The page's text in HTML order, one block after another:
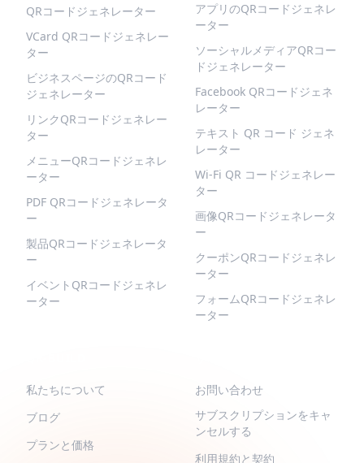
QRコードジェネレーター
VCard QRコードジェネレー
ター
ビジネスページのQRコード
ジェネレーター
リンクQRコードジェネレー
ター
メニューQRコードジェネレ
ーター
PDF QRコードジェネレータ
ー
製品QRコードジェネレータ
ー
イベントQRコードジェネレ
ーター
アプリのQRコードジェネレ
ーター
ソーシャルメディアQRコー
ドジェネレーター
Facebook QRコードジェネ
レーター
テキスト QR コード ジェネ
レーター
Wi-Fi QR コードジェネレー
ター
画像QRコードジェネレータ
ー
クーポンQRコードジェネレ
ーター
フォームQRコードジェネレ
ーター
私たちについて
ブログ
プランと価格
お問い合わせ
サブスクリプションをキャ
ンセルする
利用規約と契約